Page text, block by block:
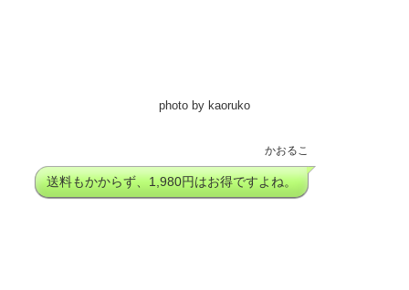
photo by kaoruko
かおるこ
送料もかからず、1,980円はお得ですよね。